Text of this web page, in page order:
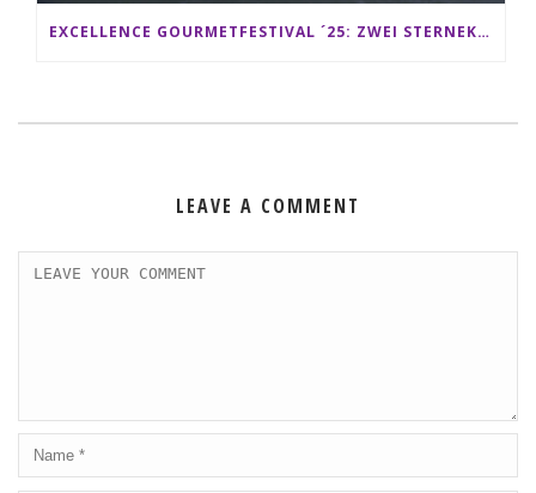
EXCELLENCE GOURMETFESTIVAL ´25: ZWEI STERNEKÖCHE ANTONIO GUIDA & DARIO MORESCO VERWÖHNEN IHRE GÄSTE AUF EINER LUXERIÖSEN SCHIFFSREISE
LEAVE A COMMENT